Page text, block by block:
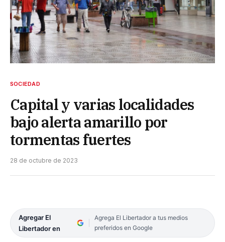
SOCIEDAD
Capital y varias localidades
bajo alerta amarillo por
tormentas fuertes
28 de octubre de 2023
Agregar El
Libertador en
Agrega El Libertador a tus medios
preferidos en Google